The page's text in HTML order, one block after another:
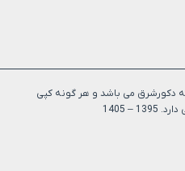
دکورشرق می باشد و هر گونه کپی
– 1405